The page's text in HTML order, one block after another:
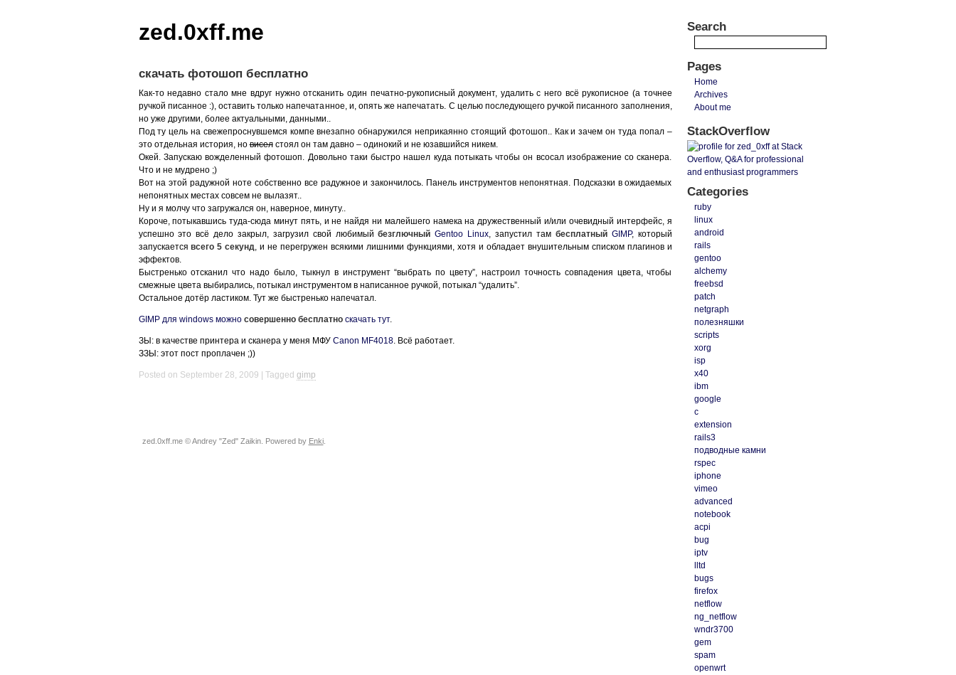
zed.0xff.me
скачать фотошоп бесплатно
Как-то недавно стало мне вдруг нужно отсканить один печатно-рукописный документ, удалить с него всё рукописное (а точнее
ручкой писанное :), оставить только напечатанное, и, опять же напечатать. С целью последующего ручкой писанного заполнения,
но уже другими, более актуальными, данными..
Под ту цель на свежепроснувшемся компе внезапно обнаружился неприкаянно стоящий фотошоп.. Как и зачем он туда попал –
это отдельная история, новиселстоял он там давно – одинокий и не юзавшийся никем.
Окей. Запускаю вожделенный фотошоп. Довольно таки быстро нашел куда потыкать чтобы он всосал изображение со сканера.
Что и не мудрено ;)
Вот на этой радужной ноте собственно все радужное и закончилось. Панель инструментов непонятная. Подсказки в ожидаемых
непонятных местах совсем не вылазят..
Ну и я молчу что загружался он, наверное, минуту..
Короче, потыкавшись туда-сюда минут пять, и не найдя ни малейшего намека на дружественный и/или очевидный интерфейс, я
успешно это всё дело закрыл, загрузил свой любимыйбезглючный Gentoo Linux, запустил там бесплатный GIMP, который
запускаетсявсего 5 секунд, и не перегружен всякими лишними функциями, хотя и обладает внушительным списком плагинов и
эффектов.
Быстренько отсканил что надо было, тыкнул в инструмент “выбрать по цвету”, настроил точность совпадения цвета, чтобы
смежные цвета выбирались, потыкал инструментом в написанное ручкой, потыкал “удалить”.
Остальное дотёр ластиком. Тут же быстренько напечатал.
GIMPдля windows можно совершенно бесплатноскачать тут.
ЗЫ: в качестве принтера и сканера у меня МФУ Canon MF4018. Всё работает.
ЗЗЫ: этот пост проплачен ;))
Posted on September 28, 2009 Tagged gimp
Search
Pages
Home
Archives
About me
StackOverflow
Categories
ruby
linux
android
rails
gentoo
alchemy
freebsd
patch
netgraph
полезняшки
scripts
xorg
isp
x40
ibm
google
c
extension
rails3
подводные камни
rspec
iphone
vimeo
advanced
notebook
acpi
bug
iptv
lltd
bugs
firefox
netflow
ng_netflow
wndr3700
gem
spam
openwrt
zed.0xff.me © Andrey "Zed" Zaikin. Powered by Enki.